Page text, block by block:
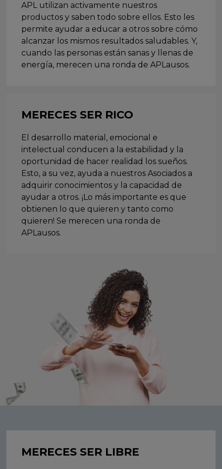
APL utilizan activamente nuestros
productos y saben todo sobre ellos. Esto les
permite ayudar a educar a otros sobre cómo
alcanzar los mismos resultados saludables. Y,
cuando las personas están sanas y llenas de
energía, merecen una ronda de APLausos.
MERECES SER RICO
El desarrollo material, emocional e
intelectual conducen a la estabilidad y la
oportunidad de hacer realidad los sueños.
Esto, a su vez, ayuda a nuestros Asociados a
adquirir conocimientos y la capacidad de
ayudar a otros. ¡Lo más importante es que
obtienen lo que quieren y tanto como
quieren! Se merecen una ronda de
APLausos.
MERECES SER LIBRE